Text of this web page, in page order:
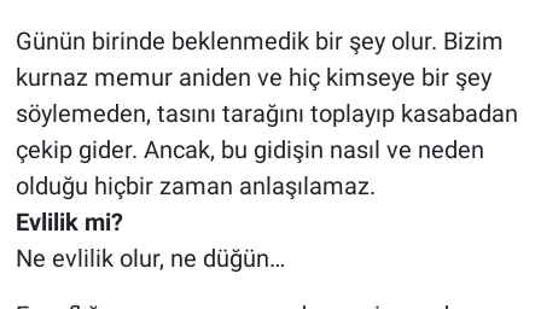
Günün birinde beklenmedik bir şey olur. Bizim
kurnaz memur aniden ve hiç kimseye bir şey
söylemeden, tasını tarağını toplayıp kasabadan
çekip gider. Ancak, bu gidişin nasıl ve neden
olduğu hiçbir zaman anlaşılamaz.
Evlilik mi?
Ne evlilik olur, ne düğün…